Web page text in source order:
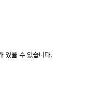
있을 수 있습니다.